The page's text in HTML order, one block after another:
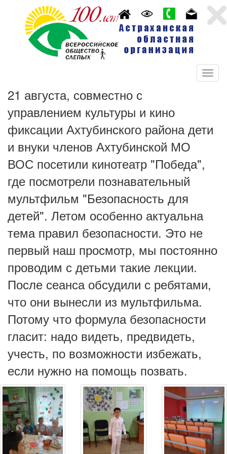
21 августа, совместно с
управлением культуры и кино
фиксации Ахтубинского района дети
и внуки членов Ахтубинской МО
ВОС посетили кинотеатр "Победа",
где посмотрели познавательный
мультфильм "Безопасность для
детей". Летом особенно актуальна
тема правил безопасности. Это не
первый наш просмотр, мы постоянно
проводим с детьми такие лекции.
После сеанса обсудили с ребятами,
что они вынесли из мультфильма.
Потому что формула безопасности
гласит: надо видеть, предвидеть,
учесть, по возможности избежать,
если нужно на помощь позвать.